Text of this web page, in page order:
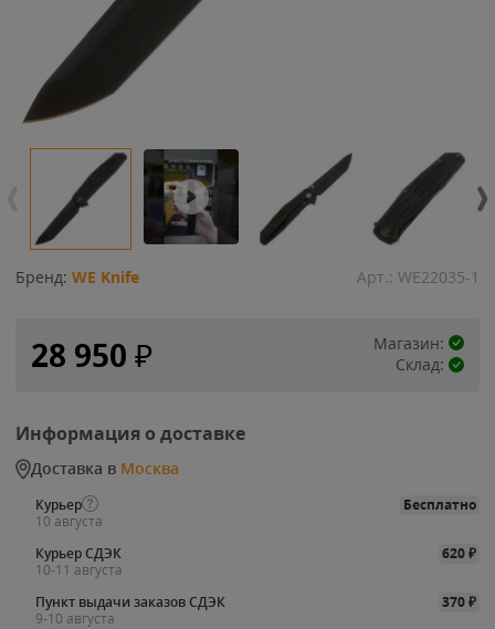
Бренд: WE Knife Арт.: WE22035-1
28 950 ₽
Магазин:
Склад:
Информация о доставке
Доставка в Москва
Курьер
Бесплатно
10 августа
Курьер СДЭК
620₽
10-11 августа
Пункт выдачи заказов СДЭК
370₽
9-10 августа